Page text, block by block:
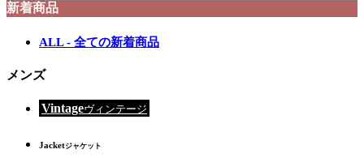
新着商品
ALL - 全ての新着商品
メンズ
Vintageヴィンテージ
Jacketジャケット